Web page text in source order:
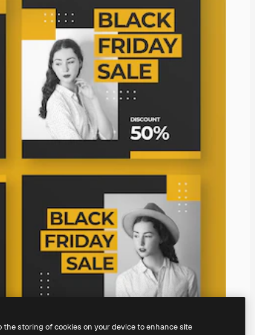
the storing of cookies on your device to enhance site